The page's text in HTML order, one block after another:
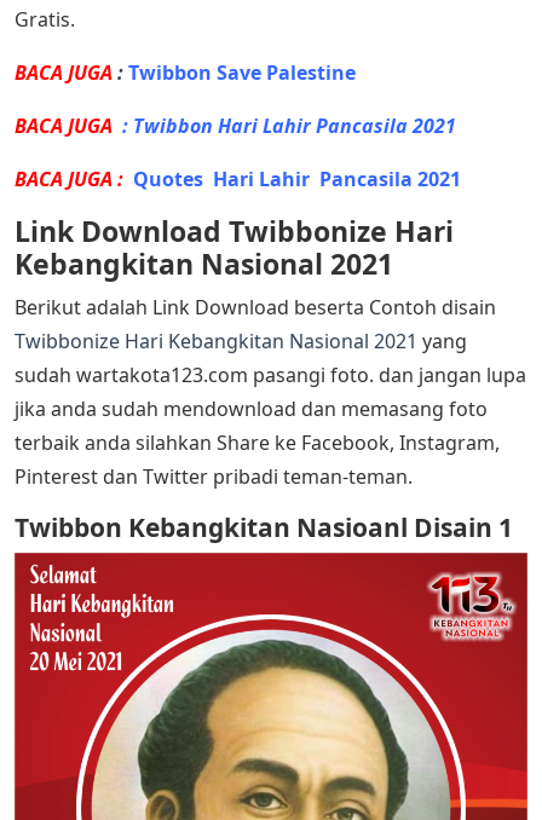
Gratis.
BACA JUGA :Twibbon Save Palestine
BACA JUGA : Twibbon Hari Lahir Pancasila 2021
BACA JUGA : Quotes Hari Lahir Pancasila 2021
Link Download Twibbonize Hari
Kebangkitan Nasional 2021
Berikut adalah Link Download beserta Contoh disain
Twibbonize Hari Kebangkitan Nasional 2021 yang
sudah wartakota123.com pasangi foto. dan jangan lupa
jika anda sudah mendownload dan memasang foto
terbaik anda silahkan Share ke Facebook, Instagram,
Pinterest dan Twitter pribadi teman-teman.
Twibbon Kebangkitan Nasioanl Disain 1